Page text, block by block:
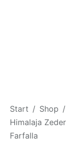
Start / Shop /
Himalaja
Farfalla